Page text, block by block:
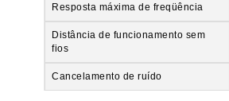
Resposta máxima de freqüência
Distância de funcionamento sem
fios
Cancelamento de ruído